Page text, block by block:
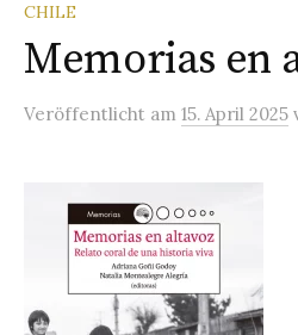
CHILE
Memorias en
Veröffentlicht am 15. April 2025